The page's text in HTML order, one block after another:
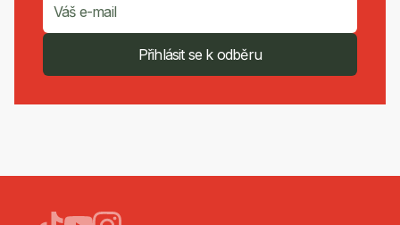
Přihlásit se k odběru